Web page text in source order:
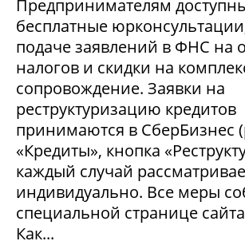
Предпринимателям
бесплатные
подаче заявлений в ФНС на
налогов и скидки на
сопровождение. Заявки на
реструктуризацию кредитов
принимаются в СберБизнес
«Кредиты», кнопка
каждый случай
индивидуально. Все меры
специальной странице
Как...